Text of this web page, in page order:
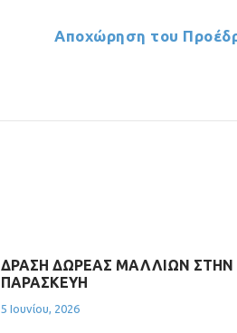
Αποχώρηση του
ΔΡΑΣΗ ΔΩΡΕΑΣ ΜΑΛΛΙΩΝ ΣΤΗΝ
ΠΑΡΑΣΚΕΥΗ
5 Ιουνίου, 2026